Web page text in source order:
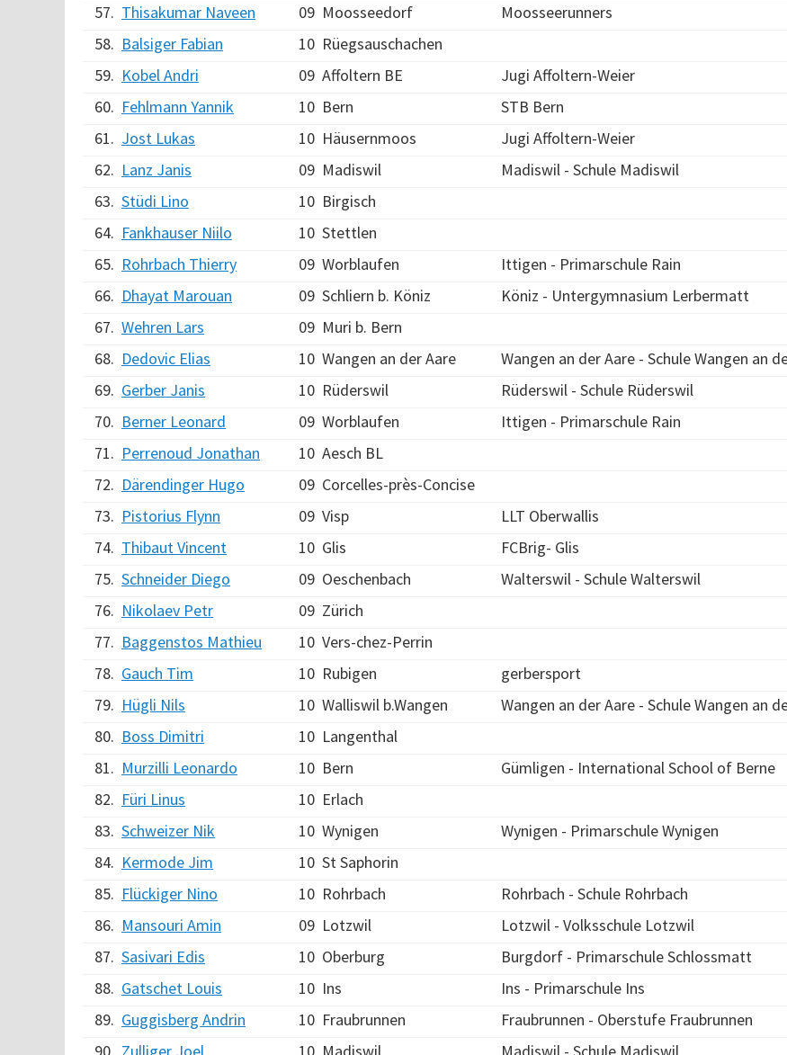
57. Thisakumar Naveen 09 Moosseedorf Moosseerunners
58. Balsiger Fabian 10 Rüegsauschachen
59. Kobel Andri 09 Affoltern BE Jugi Affoltern-Weier
60. Fehlmann Yannik 10 Bern STB Bern
61. Jost Lukas 10 Häusernmoos Jugi Affoltern-Weier
62. Lanz Janis 09 Madiswil Madiswil - Schule Madiswil
63. Stüdi Lino 10 Birgisch
64. Fankhauser Niilo 10 Stettlen
65. Rohrbach Thierry 09 Worblaufen Ittigen - Primarschule Rain
66. Dhayat Marouan 09 Schliern b. Köniz Köniz - Untergymnasium Lerbermatt
67. Wehren Lars 09 Muri b. Bern
68. Dedovic Elias 10 Wangen an der Aare Wangen an der Aare - Schule Wangen an
69. Gerber Janis 10 Rüderswil Rüderswil - Schule Rüderswil
70. Berner Leonard 09 Worblaufen Ittigen - Primarschule Rain
71. Perrenoud Jonathan 10 Aesch BL
72. Därendinger Hugo 09 Corcelles-près-Concise
73. Pistorius Flynn 09 Visp LLT Oberwallis
74. Thibaut Vincent 10 Glis FCBrig- Glis
75. Schneider Diego 09 Oeschenbach Walterswil - Schule Walterswil
76. Nikolaev Petr 09 Zürich
77. Baggenstos Mathieu 10 Vers-chez-Perrin
78. Gauch Tim 10 Rubigen gerbersport
79. Hügli Nils 10 Walliswil b.Wangen Wangen an der Aare - Schule Wangen an
80. Boss Dimitri 10 Langenthal
81. Murzilli Leonardo 10 Bern Gümligen - International School of Berne
82. Füri Linus 10 Erlach
83. Schweizer Nik 10 Wynigen Wynigen - Primarschule Wynigen
84. Kermode Jim 10 St Saphorin
85. Flückiger Nino 10 Rohrbach Rohrbach - Schule Rohrbach
86. Mansouri Amin 09 Lotzwil Lotzwil - Volksschule Lotzwil
87. Sasivari Edis 10 Oberburg Burgdorf - Primarschule Schlossmatt
88. Gatschet Louis 10 Ins Ins - Primarschule Ins
89. Guggisberg Andrin 10 Fraubrunnen Fraubrunnen - Oberstufe Fraubrunnen